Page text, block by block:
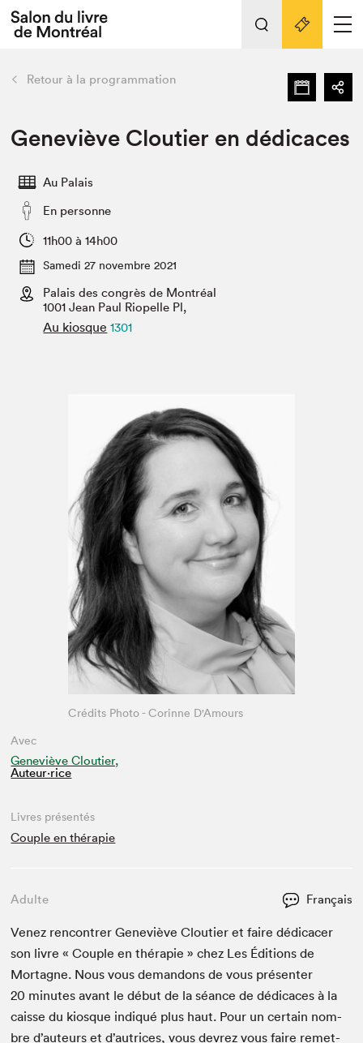
Espace exposant⋅e⋅s
Espace enseignant·e·s
L'événement
Préparer sa visite au Salon
Actualités
SLM PRO
retour Nos activités
Préparer sa visite
Salon au Palais
Projets partenaires
Liens pratiques
Retour à la programmation
Geneviève Cloutier en dédicaces
Au Palais
En personne
11h00 à 14h00
Samedi 27 novembre 2021
Palais des congrès de Montréal
1001 Jean Paul Riopelle Pl,
Au kiosque 1301
Avec
Geneviève Cloutier,
Auteur·rice
Crédits Photo - Corinne D'Amours
Livres présentés
Couple en thérapie
Adulte Français
Venez ren­con­tr­er Geneviève Clouti­er et faire dédi­cac­er
son livre « Cou­ple en thérapie » chez Les Édi­tions de
Mortagne. Nous vous deman­dons de vous présen­ter
20 min­utes avant le début de la séance de dédi­caces à la
caisse du kiosque indiqué plus haut. Pour un cer­tain nom­
bre d’auteurs et d’autrices, vous devrez vous faire remet­